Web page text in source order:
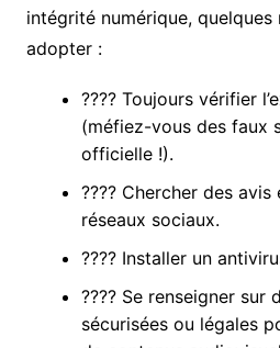
intégrité numérique, quelques
adopter :
???? Toujours vérifier
(méfiez-vous des faux
officielle !).
???? Chercher des
réseaux sociaux.
???? Installer un
???? Se renseigner sur
sécurisées ou légales